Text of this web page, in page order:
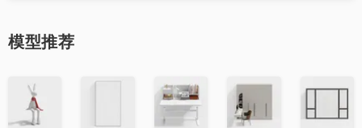
模型推荐
藏
收
藏
收
藏
收
藏